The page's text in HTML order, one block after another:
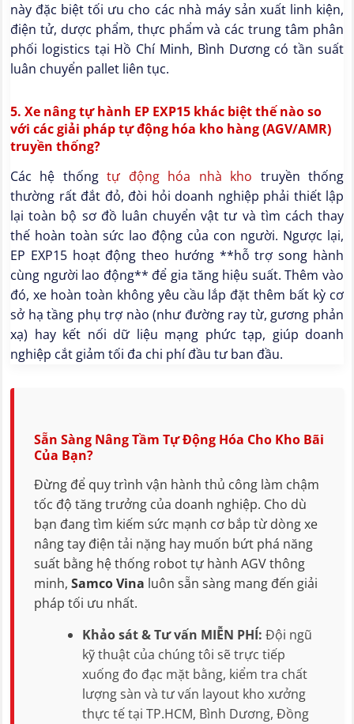
này đặc biệt tối ưu cho các nhà máy sản xuất linh kiện,
điện tử, dược phẩm, thực phẩm và các trung tâm phân
phối logistics tại Hồ Chí Minh, Bình Dương có tần suất
luân chuyển pallet liên tục.
5. Xe nâng tự hành EP EXP15 khác biệt thế nào so
với các giải pháp tự động hóa kho hàng (AGV/AMR)
truyền thống?
Các hệ thốngtự động hóa nhà kho truyền thống
thường rất đắt đỏ, đòi hỏi doanh nghiệp phải thiết lập
lại toàn bộ sơ đồ luân chuyển vật tư và tìm cách thay
thế hoàn toàn sức lao động của con người. Ngược lại,
EP EXP15 hoạt động theo hướng **hỗ trợ song hành
cùng người lao động** để gia tăng hiệu suất. Thêm vào
đó, xe hoàn toàn không yêu cầu lắp đặt thêm bất kỳ cơ
sở hạ tầng phụ trợ nào (như đường ray từ, gương phản
xạ) hay kết nối dữ liệu mạng phức tạp, giúp doanh
nghiệp cắt giảm tối đa chi phí đầu tư ban đầu.
Sẵn Sàng Nâng Tầm Tự Động Hóa Cho Kho Bãi
Của Bạn?
Đừng để quy trình vận hành thủ công làm chậm
tốc độ tăng trưởng của doanh nghiệp. Cho dù
bạn đang tìm kiếm sức mạnh cơ bắp từ dòng xe
nâng tay điện tải nặng hay muốn bứt phá năng
suất bằng hệ thống robot tự hành AGV thông
minh, Samco Vina luôn sẵn sàng mang đến giải
pháp tối ưu nhất.
Khảo sát & Tư vấn MIỄN PHÍ: Đội ngũ
kỹ thuật của chúng tôi sẽ trực tiếp
xuống đo đạc mặt bằng, kiểm tra chất
lượng sàn và tư vấn layout kho xưởng
thực tế tại TP.HCM, Bình Dương, Đồng